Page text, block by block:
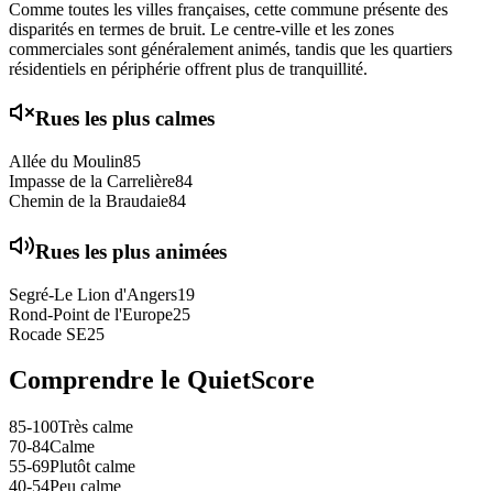
Comme toutes les villes françaises, cette commune présente des
disparités en termes de bruit. Le centre-ville et les zones
commerciales sont généralement animés, tandis que les quartiers
résidentiels en périphérie offrent plus de tranquillité.
Rues les plus calmes
Allée du Moulin85
Impasse de la Carrelière84
Chemin de la Braudaie84
Rues les plus animées
Segré-Le Lion d'Angers19
Rond-Point de l'Europe25
Rocade SE25
Comprendre le QuietScore
85-100Très calme
70-84Calme
55-69Plutôt calme
40-54Peu calme